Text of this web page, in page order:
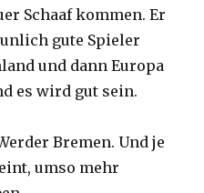
Schaaf kommen. Er
gute Spieler
und dann Europa
es wird gut sein.
Bremen. Und je
umso mehr